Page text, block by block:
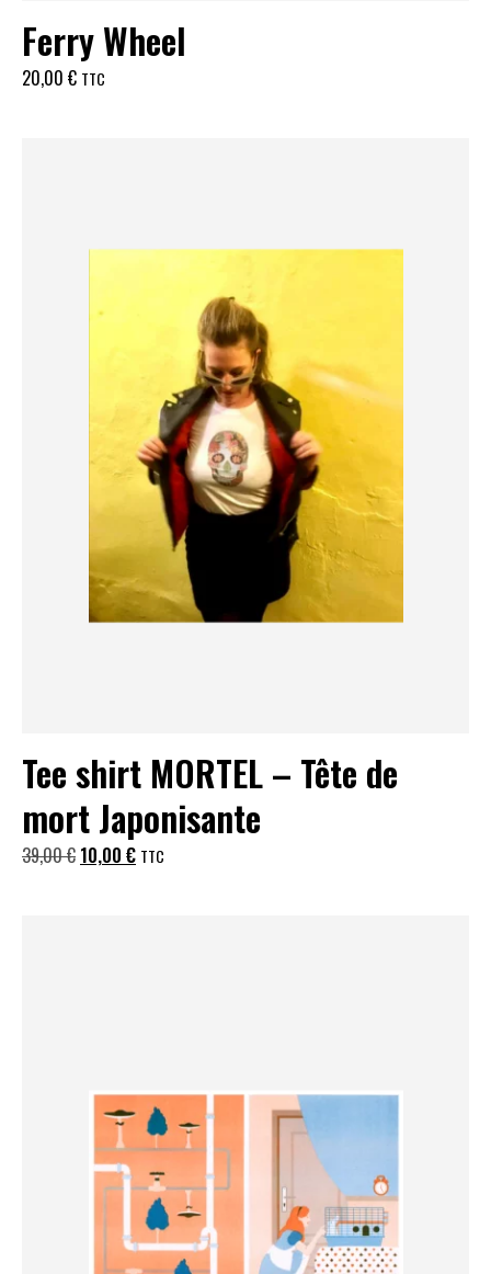
Ferry Wheel
20,00 € TTC
Tee shirt MORTEL – Tête de
mort Japonisante
39,00€ Le
10,00 €LeTTC